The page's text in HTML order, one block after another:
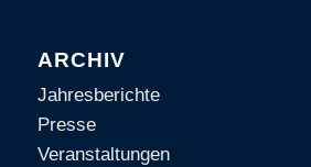
ARCHIV
Jahresberichte
Presse
Veranstaltungen